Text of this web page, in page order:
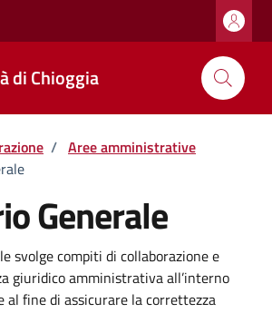
di Chioggia
/ Aree amministrative
Generale
svolge compiti di collaborazione e
giuridico amministrativa all’interno
al fine di assicurare la correttezza